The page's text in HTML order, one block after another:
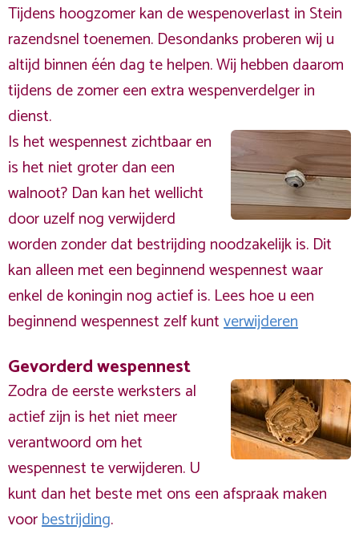
Tijdens hoogzomer kan de wespenoverlast in Stein
razendsnel toenemen. Desondanks proberen wij u
altijd binnen één dag te helpen. Wij hebben daarom
tijdens de zomer een extra wespenverdelger in
dienst.
Is het wespennest zichtbaar en
is het niet groter dan een
walnoot? Dan kan het wellicht
door uzelf nog verwijderd
worden zonder dat bestrijding noodzakelijk is. Dit
kan alleen met een beginnend wespennest waar
enkel de koningin nog actief is. Lees hoe u een
beginnend wespennest zelf kuntverwijderen
Gevorderd wespennest
Zodra de eerste werksters al
actief zijn is het niet meer
verantwoord om het
wespennest te verwijderen. U
kunt dan het beste met ons een afspraak maken
voorbestrijding.